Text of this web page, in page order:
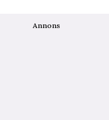
Annons